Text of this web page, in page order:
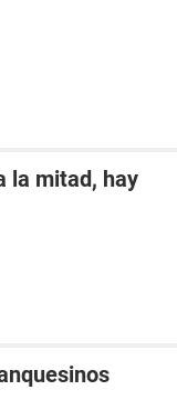
la mitad, hay